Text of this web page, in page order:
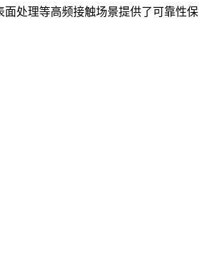
面处理等高频接触场景提供了可靠性保